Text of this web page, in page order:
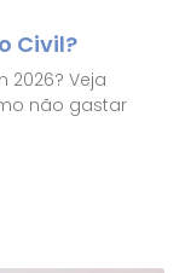
Civil?
Veja
não gastar